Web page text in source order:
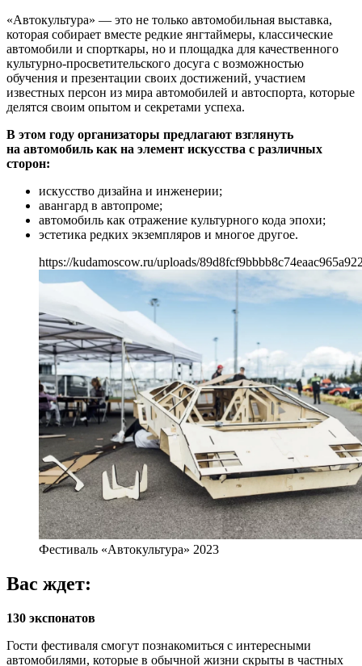
«Автокультура» — это не только автомобильная выставка,
которая собирает вместе редкие янгтаймеры, классические
автомобили и спорткары, но и площадка для качественного
культурно-просветительского досуга с возможностью
обучения и презентации своих достижений, участием
известных персон из мира автомобилей и автоспорта, которые
делятся своим опытом и секретами успеха.
В этом году организаторы предлагают взглянуть
на автомобиль как на элемент искусства с различных
сторон:
искусство дизайна и инженерии;
авангард в автопроме;
автомобиль как отражение культурного кода эпохи;
эстетика редких экземпляров и многое другое.
https://kudamoscow.ru/uploads/
Фестиваль «Автокультура» 2023
Вас ждет:
130 экспонатов
Гости фестиваля смогут познакомиться с интересными
автомобилями, которые в обычной жизни скрыты в частных